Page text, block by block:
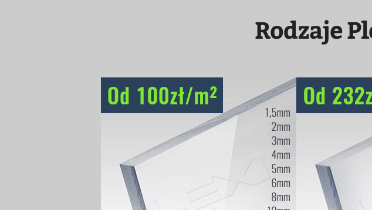
Rodzaje